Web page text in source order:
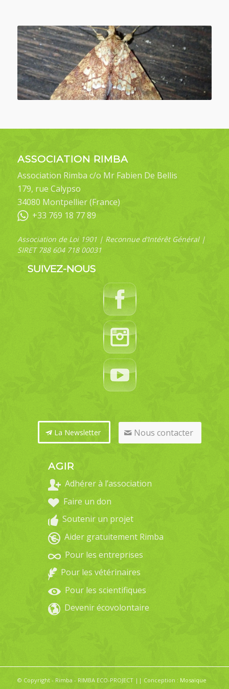
ASSOCIATION RIMBA
Association Rimba c/o Mr Fabien De Bellis
179, rue Calypso
34080 Montpellier (France)
+33 769 18 77 89
Association de Loi 1901 | Reconnue d’Intérêt Général |
SIRET 788 604 718 00031
SUIVEZ-NOUS
La Newsletter Nous contacter
AGIR
Adhérer à l’association
Faire un don
Soutenir un projet
Aider gratuitement Rimba
Pour les entreprises
Pour les vétérinaires
Pour les scientifiques
Devenir écovolontaire
© Copyright - Rimba - RIMBA ECO-PROJECT || Conception : Mosaïque